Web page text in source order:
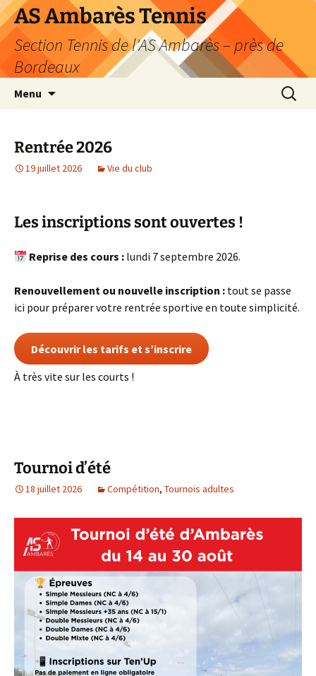
Aller
au
contenu
AS Ambarès Tennis
Section Tennis de l'AS Ambarès – près de
Bordeaux
Menu
Rentrée 2026
19 juillet 2026 Vie du club
Les inscriptions sont ouvertes !
Reprise des cours : lundi 7 septembre 2026.
Renouvellement ou nouvelle inscription : tout se passe
ici pour préparer votre rentrée sportive en toute simplicité.
Découvrir les tarifs et s’inscrire
À très vite sur les courts !
Tournoi d’été
18 juillet 2026 Compétition, Tournois adultes